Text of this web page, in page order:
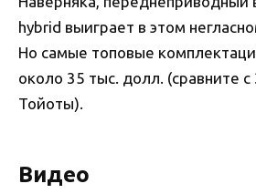
hybrid выиграет в этом
Но самые топовые
около 35 тыс. долл. (сравните
Тойоты).
Видео